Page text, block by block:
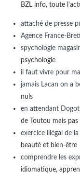
BZL info, toute
attaché de presse
Agence France-
spychologie
psychologie
il faut vivre pour
jamais Lacan on a
nuls
en attendant
de Toutou mais
exercice illégal de
beauté et bien-être
comprendre les
idiomatique,